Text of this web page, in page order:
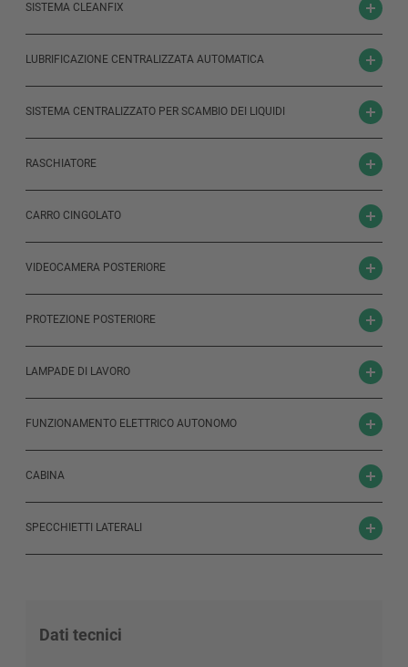
SISTEMA CLEANFIX
LUBRIFICAZIONE CENTRALIZZATA AUTOMATICA
SISTEMA CENTRALIZZATO PER SCAMBIO DEI LIQUIDI
RASCHIATORE
CARRO CINGOLATO
VIDEOCAMERA POSTERIORE
PROTEZIONE POSTERIORE
LAMPADE DI LAVORO
FUNZIONAMENTO ELETTRICO AUTONOMO
CABINA
SPECCHIETTI LATERALI
Dati tecnici